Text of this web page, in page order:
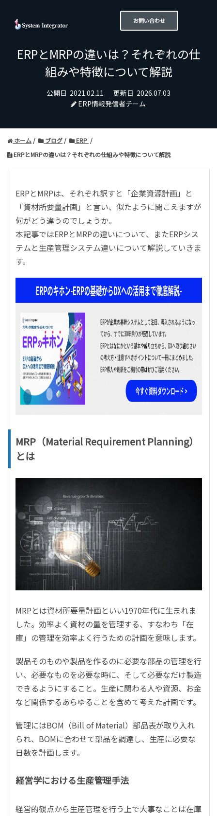
お問い合わせ
ERPとMRPの違いは？それぞれの仕
組みや特徴について解説
公開日 2021.02.11 更新日 2026.07.03
ERP情報発信者チーム
ホーム ブログ
ERP
ERPとMRPの違いは？それぞれの仕組みや特徴について解説
ERPとMRPは、それぞれ訳すと「企業資源計画」と
「資材所要量計画」と言い、似たように聞こえますが
何がどう違うのでしょうか。
本記事ではERPとMRPの違いについて、またERPシス
テムと生産管理システム違いについて解説していきま
す。
MRP（Material Requirement Planning）
とは
MRPとは資材所要量計画といい1970年代に生まれま
した。効率よく資材の量を管理する、すなわち「在
庫」の管理を効率よく行うための計画を意味します。
製品そのものや製品を作るのに必要な部品の管理を行
い、必要なものを必要な時に、そして必要なだけ製造
できるようにすること。生産に関わる人や資源、お金
など関係するあらゆることを含めて考えた計画です。
管理にはBOM（Bill of Material）部品表が取り入れ
られ、BOMに合わせて部品を調達し、生産に必要な
日数を計画します。
経営学における生産管理手法
経営的観点から生産管理を行う上で大事なことは在庫